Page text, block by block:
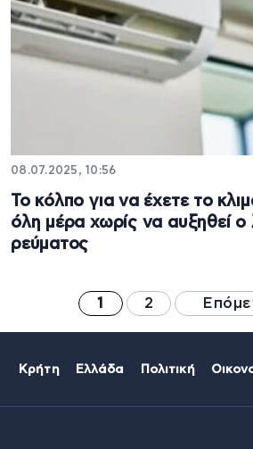
08.07.2025, 10:56
Το κόλπο για να έχετε το
όλη μέρα χωρίς να αυξηθεί ο
ρεύματος
1 2
Κρήτη Ελλάδα Πολιτική